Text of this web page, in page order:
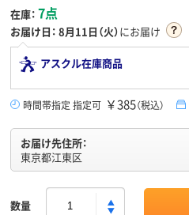
在庫： 7点
お届け日： 8月11日（火）にお届け
アスクル在庫商品
時間帯指定 指定可 ￥385（税込）
お届け先住所：
東京都江東区
数量